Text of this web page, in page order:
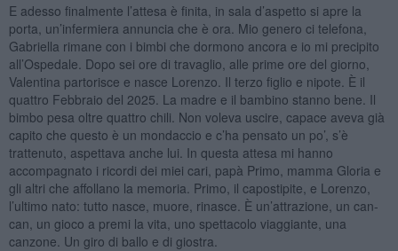
E adesso finalmente l’attesa è finita, in sala d’aspetto si apre la
porta, un’infermiera annuncia che è ora. Mio genero ci telefona,
Gabriella rimane con i bimbi che dormono ancora e io mi precipito
all’Ospedale. Dopo sei ore di travaglio, alle prime ore del giorno,
Valentina partorisce e nasce Lorenzo. Il terzo figlio e nipote. È il
quattro Febbraio del 2025. La madre e il bambino stanno bene. Il
bimbo pesa oltre quattro chili. Non voleva uscire, capace aveva già
capito che questo è un mondaccio e c’ha pensato un po’, s’è
trattenuto, aspettava anche lui. In questa attesa mi hanno
accompagnato i ricordi dei miei cari, papà Primo, mamma Gloria e
gli altri che affollano la memoria. Primo, il capostipite, e Lorenzo,
l’ultimo nato: tutto nasce, muore, rinasce. È un’attrazione, un can-
can, un gioco a premi la vita, uno spettacolo viaggiante, una
canzone. Un giro di ballo e di giostra.